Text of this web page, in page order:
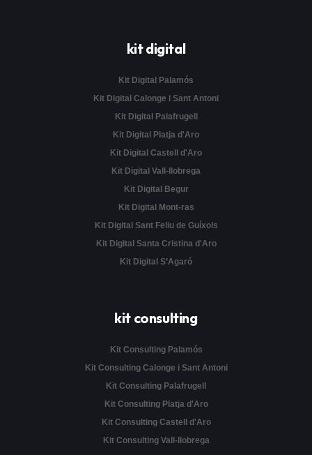
kit digital
Kit Digital Palamós
Kit Digital Calonge i Sant Antoni
Kit Digital Palafrugell
Kit Digital Platja d'Aro
Kit Digital Castell d'Aro
Kit Digital Vall-llobrega
Kit Digital Begur
Kit Digital Mont-ras
Kit Digital Sant Feliu de Guíxols
Kit Digital Santa Cristina d'Aro
Kit Digital S’Agaró
kit consulting
Kit Consulting Palamós
Kit Consulting Calonge i Sant Antoni
Kit Consulting Palafrugell
Kit Consulting Platja d'Aro
Kit Consulting Castell d'Aro
Kit Consulting Vall-llobrega